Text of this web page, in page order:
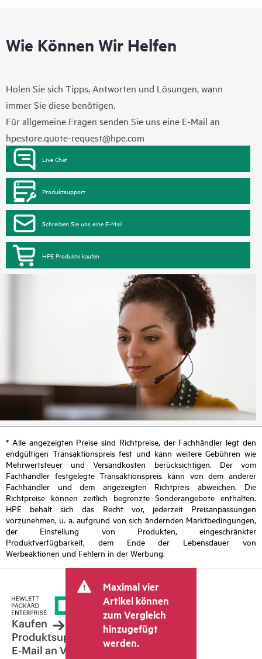
Wie Können Wir Helfen
Holen Sie sich Tipps, Antworten und Lösungen, wann
immer Sie diese benötigen.
Für allgemeine Fragen senden Sie uns eine E-Mail an
hpestore.quote-request@hpe.com
Live Chat
Produktsupport
Schreiben Sie uns eine E-Mail
HPE Produkte kaufen
* Alle angezeigten Preise sind Richtpreise, der Fachhändler legt den
endgültigen Transaktionspreis fest und kann weitere Gebühren wie
Mehrwertsteuer und Versandkosten berücksichtigen. Der vom
Fachhändler festgelegte Transaktionspreis kann von dem anderer
Fachhändler und dem angezeigten Richtpreis abweichen. Die
Richtpreise können zeitlich begrenzte Sonderangebote enthalten.
HPE behält sich das Recht vor, jederzeit Preisanpassungen
vorzunehmen, u. a. aufgrund von sich ändernden Marktbedingungen,
der Einstellung von Produkten, eingeschränkter
Produktverfügbarkeit, dem Ende der Lebensdauer von
Werbeaktionen und Fehlern in der Werbung.
Maximal vier
Artikel können
zum Vergleich
hinzugefügt
werden.
Kaufen
Produktsupport
E-Mail an Vertrieb